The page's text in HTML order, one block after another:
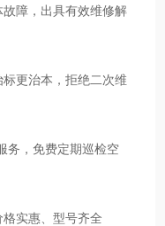
障，出具有效维修解
更治本，拒绝二次维
务，免费定期巡检空
实惠、型号齐全